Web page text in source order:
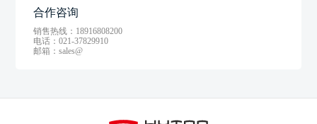
合作咨询
销售热线：18916808200
电话：021-37829910
邮箱：sales@